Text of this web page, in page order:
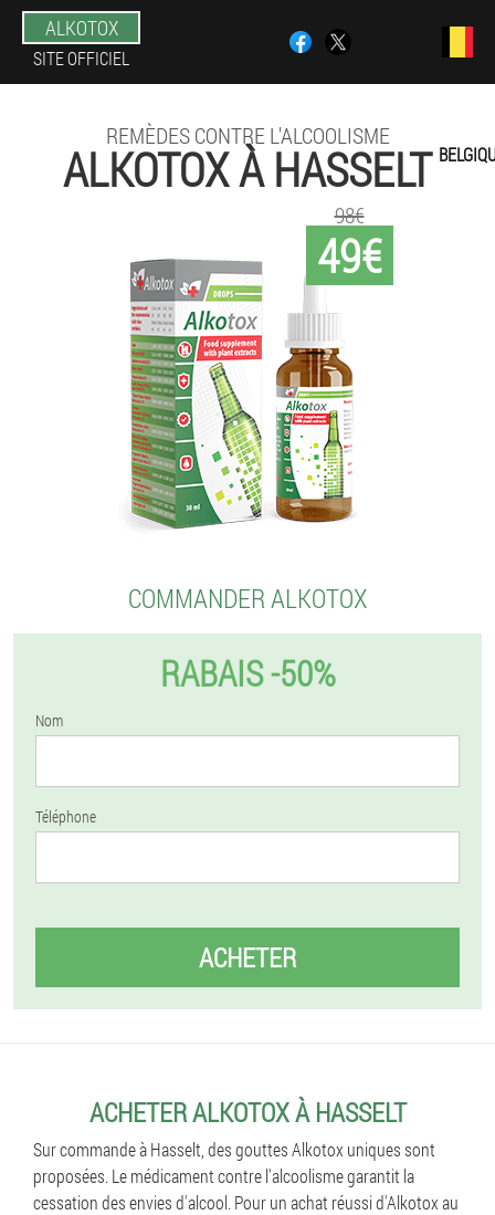
ALKOTOX
SITE OFFICIEL
REMÈDES CONTRE L'ALCOOLISME
ALKOTOX À HASSELT
49€
98€
COMMANDER ALKOTOX
RABAIS -50%
Nom
Téléphone
ACHETER
ACHETER ALKOTOX À HASSELT
Sur commande à Hasselt, des gouttes Alkotox uniques sont
proposées. Le médicament contre l'alcoolisme garantit la
cessation des envies d'alcool. Pour un achat réussi d'Alkotox au